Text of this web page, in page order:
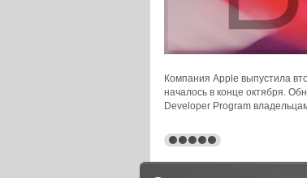
Компания Apple выпустила
началось в конце октября.
Developer Program